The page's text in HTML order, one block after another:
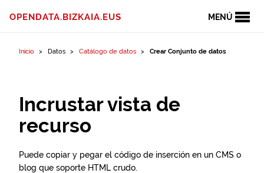
MENÚ
OPENDATA.BIZKAIA.EUS
Inicio Datos Catálogo de datos Crear Conjunto de datos
Incrustar vista de
recurso
Puede copiar y pegar el código de inserción en un CMS o
blog que soporte HTML crudo.